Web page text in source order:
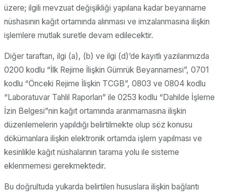
üzere; ilgili mevzuat değişikliği yapılana kadar beyanname
nüshasının kağıt ortamında alınması ve imzalanmasına ilişkin
işlemlere mutlak suretle devam edilecektir.
Diğer taraftan, ilgi (a), (b) ve ilgi (d)’de kayıtlı yazılarımızda
0200 kodlu “İlk Rejime İlişkin Gümrük Beyannamesi”, 0701
kodlu “Önceki Rejime İlişkin TCGB”, 0803 ve 0804 kodlu
“Laboratuvar Tahlil Raporları” ile 0253 kodlu “Dahilde İşleme
İzin Belgesi”nin kağıt ortamında aranmamasına ilişkin
düzenlemelerin yapıldığı belirtilmekte olup söz konusu
dökümanlara ilişkin elektronik ortamda işlem yapılması ve
kesinlikle kağıt nüshalarının tarama yolu ile sisteme
eklenmemesi gerekmektedir.
Bu doğrultuda yukarda belirtilen hususlara ilişkin bağlantı